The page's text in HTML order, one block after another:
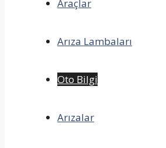
Araçlar
Arıza Lambaları
Oto Bilgi
Arızalar